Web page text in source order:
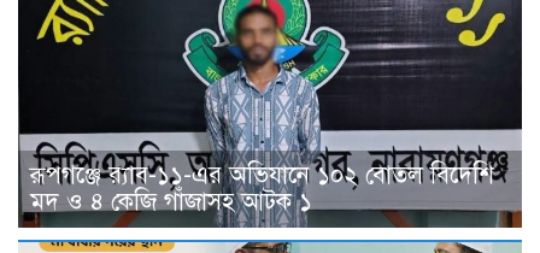
রূপগঞ্জে র‍্যাব-১১-এর অভিযানে ১০২ বোতল বিদেশি
মদ ও ৪ কেজি গাঁজাসহ আটক ১